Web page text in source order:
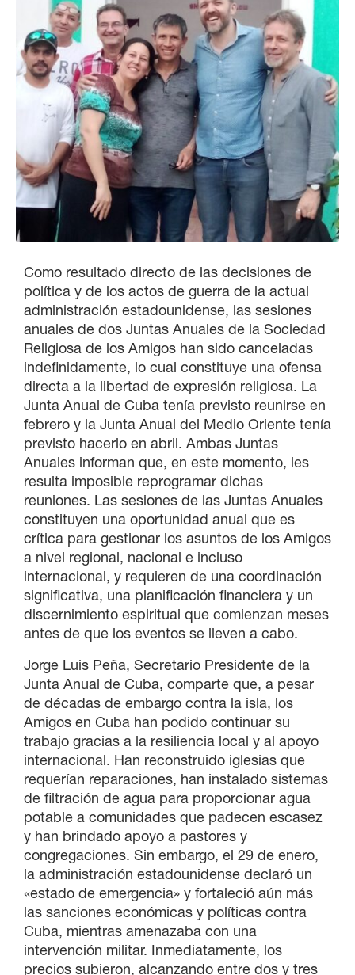
Como resultado directo de las decisiones de
política y de los actos de guerra de la actual
administración estadounidense, las sesiones
anuales de dos Juntas Anuales de la Sociedad
Religiosa de los Amigos han sido canceladas
indefinidamente, lo cual constituye una ofensa
directa a la libertad de expresión religiosa. La
Junta Anual de Cuba tenía previsto reunirse en
febrero y la Junta Anual del Medio Oriente tenía
previsto hacerlo en abril. Ambas Juntas
Anuales informan que, en este momento, les
resulta imposible reprogramar dichas
reuniones. Las sesiones de las Juntas Anuales
constituyen una oportunidad anual que es
crítica para gestionar los asuntos de los Amigos
a nivel regional, nacional e incluso
internacional, y requieren de una coordinación
significativa, una planificación financiera y un
discernimiento espiritual que comienzan meses
antes de que los eventos se lleven a cabo.
Jorge Luis Peña, Secretario Presidente de la
Junta Anual de Cuba, comparte que, a pesar
de décadas de embargo contra la isla, los
Amigos en Cuba han podido continuar su
trabajo gracias a la resiliencia local y al apoyo
internacional. Han reconstruido iglesias que
requerían reparaciones, han instalado sistemas
de filtración de agua para proporcionar agua
potable a comunidades que padecen escasez
y han brindado apoyo a pastores y
congregaciones. Sin embargo, el 29 de enero,
la administración estadounidense declaró un
«estado de emergencia» y fortaleció aún más
las sanciones económicas y políticas contra
Cuba, mientras amenazaba con una
intervención militar. Inmediatamente, los
precios subieron, alcanzando entre dos y tres